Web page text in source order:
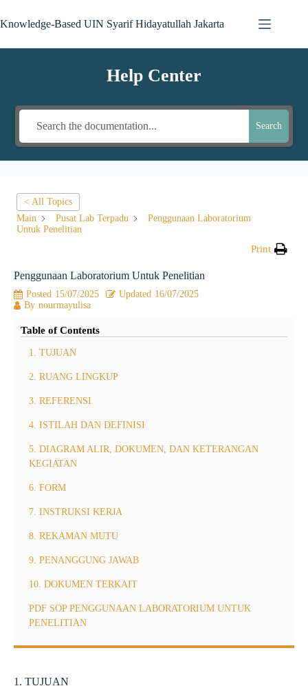
Knowledge-Based UIN Syarif Hidayatullah Jakarta
Help Center
Search
< All Topics
Main
Pusat Lab Terpadu
Penggunaan Laboratorium
Untuk Penelitian
Print
Penggunaan Laboratorium Untuk Penelitian
Posted 15/07/2025 Updated 16/07/2025
By nourmayulisa
Table of Contents
1. TUJUAN
2. RUANG LINGKUP
3. REFERENSI
4. ISTILAH DAN DEFINISI
5. DIAGRAM ALIR, DOKUMEN, DAN KETERANGAN
KEGIATAN
6. FORM
7. INSTRUKSI KERJA
8. REKAMAN MUTU
9. PENANGGUNG JAWAB
10. DOKUMEN TERKAIT
PDF SOP PENGGUNAAN LABORATORIUM UNTUK
PENELITIAN
1. TUJUAN